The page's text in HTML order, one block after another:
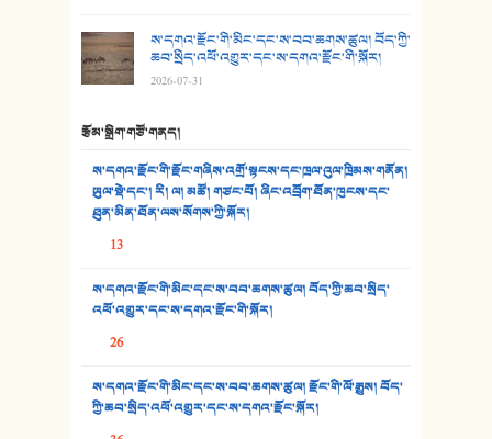
31. ཕ་ཡུལ་ཡར་ཀླུང་།
33. འཛོམས་པའི་ལམ།
34. ཉི་མ་སེམས་ལ་ཞོག་དང་། - ཟླ་སྒྲོན།
36. ཟླ་གཞོན་སྙན་དབྱངས། - ཟླ་སྒྲོན།
38. ཡབ་ཡུམ། - ཟླ་སྒྲོན།
ས་དགའ་རྫོང་གི་མིང་དང་ས་བབ་ཆགས་ཚུལ། བོད་ཀྱི་
ཆབ་སྲིད་འཕོ་འགྱུར་དང་ས་དགའ་རྫོང་གི་སྐོར།
2026-07-31
རྩོམ་སྒྲིག་གཙོ་གནད།
ས་དགའ་རྫོང་གི་རྫོང་གཞིས་འགྲོ་སྟངས་དང་ཁྲལ་འུལ་ཁྲིམས་གནོན།
ཡུལ་སྡེ་དང་། རི། ལ། མཚོ། གཙང་པོ། ཞིང་འབྲོག་ཐོན་ཁུངས་དང་
ཐུན་མིན་ཐོན་ལས་སོགས་ཀྱི་སྐོར།
13
ས་དགའ་རྫོང་གི་མིང་དང་ས་བབ་ཆགས་ཚུལ། བོད་ཀྱི་ཆབ་སྲིད་
འཕོ་འགྱུར་དང་ས་དགའ་རྫོང་གི་སྐོར།
26
ས་དགའ་རྫོང་གི་མིང་དང་ས་བབ་ཆགས་ཚུལ། རྫོང་གི་ལོ་རྒྱུས། བོད་
ཀྱི་ཆབ་སྲིད་འཕོ་འགྱུར་དང་ས་དགའ་རྫོང་སྐོར།